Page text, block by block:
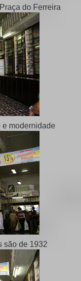
do Ferreira
e modernidade
são de 1932